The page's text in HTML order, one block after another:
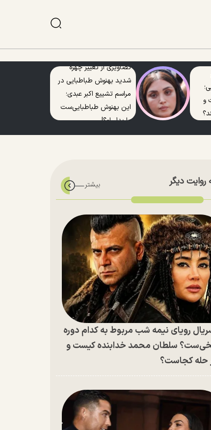
و
تصاویری از تغییر چهره
شدید بهنوش طباطبایی در
مراسم تشییع اکبر عبدی؛
این بهنوش طباطبایی‌ست
یا بدل او؟!
روایت دیگر
رویای نیمه شب مربوط به کدام دوره
سلطان محمد خدابنده کیست و
حله کجاست؟